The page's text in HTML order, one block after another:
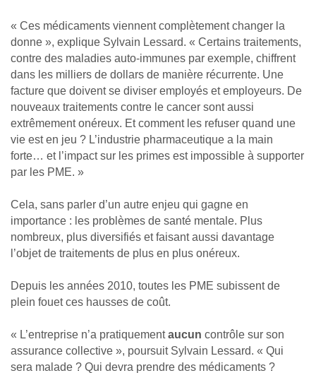
« Ces médicaments viennent complètement changer la
donne », explique Sylvain Lessard. « Certains traitements,
contre des maladies auto-immunes par exemple, chiffrent
dans les milliers de dollars de manière récurrente. Une
facture que doivent se diviser employés et employeurs. De
nouveaux traitements contre le cancer sont aussi
extrêmement onéreux. Et comment les refuser quand une
vie est en jeu ? L’industrie pharmaceutique a la main
forte… et l’impact sur les primes est impossible à supporter
par les PME. »
Cela, sans parler d’un autre enjeu qui gagne en
importance : les problèmes de santé mentale. Plus
nombreux, plus diversifiés et faisant aussi davantage
l’objet de traitements de plus en plus onéreux.
Depuis les années 2010, toutes les PME subissent de
plein fouet ces hausses de coût.
« L’entreprise n’a pratiquementaucun contrôle sur son
assurance collective », poursuit Sylvain Lessard. « Qui
sera malade ? Qui devra prendre des médicaments ?